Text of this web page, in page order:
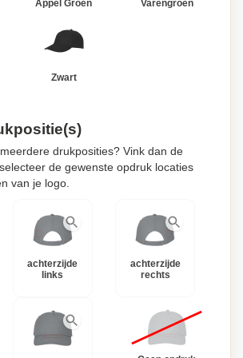
Appel Groen Varengroen
Zwart
drukposities? Vink dan de
de gewenste opdruk locaties
van je logo.
achterzijde
links
achterzijde
rechts